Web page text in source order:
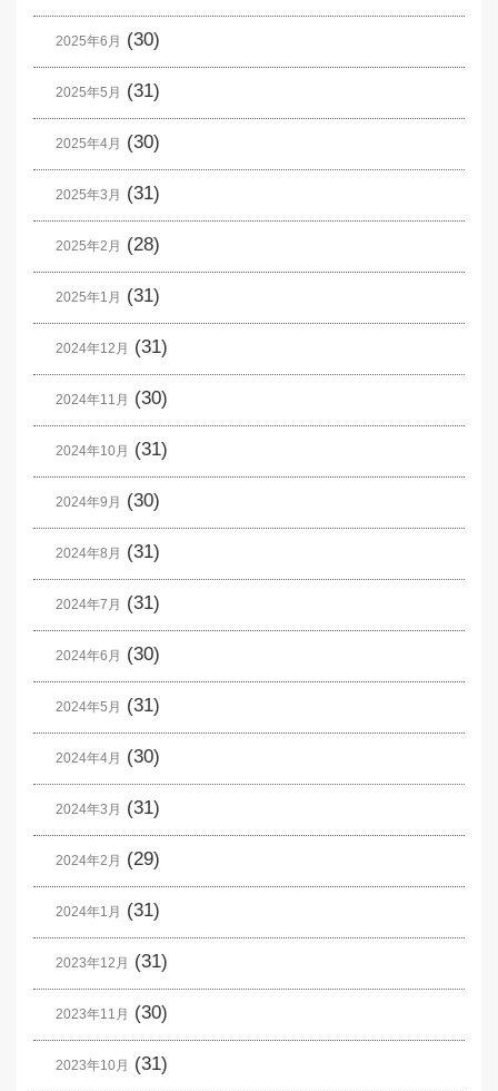
2025年6月 (30)
2025年5月 (31)
2025年4月 (30)
2025年3月 (31)
2025年2月 (28)
2025年1月 (31)
2024年12月 (31)
2024年11月 (30)
2024年10月 (31)
2024年9月 (30)
2024年8月 (31)
2024年7月 (31)
2024年6月 (30)
2024年5月 (31)
2024年4月 (30)
2024年3月 (31)
2024年2月 (29)
2024年1月 (31)
2023年12月 (31)
2023年11月 (30)
2023年10月 (31)